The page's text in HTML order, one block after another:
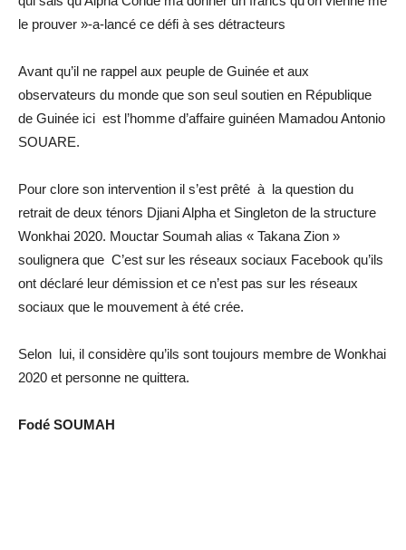
le prouver »-a-lancé ce défi à ses détracteurs
Avant qu’il ne rappel aux peuple de Guinée et aux
observateurs du monde que son seul soutien en République
de Guinée ici est l’homme d’affaire guinéen Mamadou Antonio
SOUARE.
Pour clore son intervention il s’est prêté à la question du
retrait de deux ténors Djiani Alpha et Singleton de la structure
Wonkhai 2020. Mouctar Soumah alias « Takana Zion »
soulignera que C’est sur les réseaux sociaux Facebook qu’ils
ont déclaré leur démission et ce n’est pas sur les réseaux
sociaux que le mouvement à été crée.
Selon lui, il considère qu’ils sont toujours membre de Wonkhai
2020 et personne ne quittera.
Fodé SOUMAH